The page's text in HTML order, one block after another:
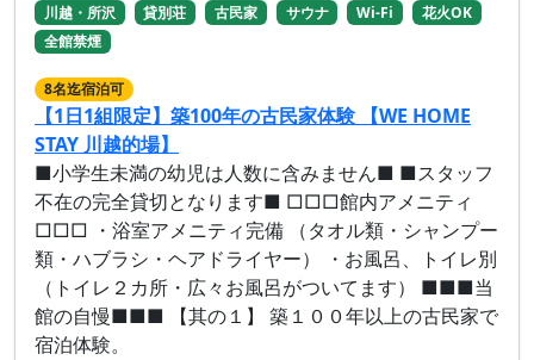
川越・所沢 貸別荘 古民家 サウナ Wi-Fi
花火OK
全館禁煙
8名迄宿泊可
【1日1組限定】築100年の古民家体験 【WE HOME
STAY 川越的場】
■小学生未満の幼児は人数に含みません■ ■スタッフ
不在の完全貸切となります■ □□□館内アメニティ
□□□ ・浴室アメニティ完備 （タオル類・シャンプー
類・ハブラシ・ヘアドライヤー） ・お風呂、トイレ別
（トイレ２カ所・広々お風呂がついてます） ■■■当
館の自慢■■■ 【其の１】 築１００年以上の古民家で
宿泊体験。